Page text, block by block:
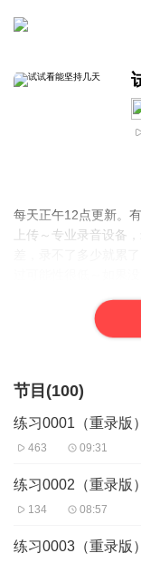
每天正午12点更新。
上传～专业录音设备
过可能性很低～如果
节目(100)
练习0001（重录版）
463 09:31
练习0002（重录版）
134 08:57
练习0003（重录版）